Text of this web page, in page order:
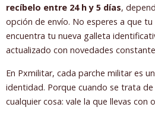
recíbelo entre 24 h y 5 días,
opción de envío. No esperes a que
encuentra tu nueva galleta
actualizado con novedades
En Pxmilitar, cada parche militar es
identidad. Porque cuando se trata
cualquier cosa: vale la que llevas con